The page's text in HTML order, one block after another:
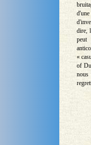
dire,
«
of
nous